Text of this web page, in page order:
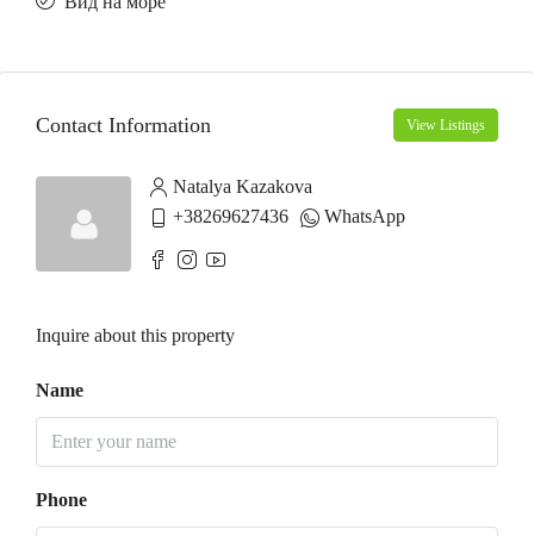
Contact Information View Listings
Natalya Kazakova
+38269627436
WhatsApp
Inquire about this property
Name
Phone